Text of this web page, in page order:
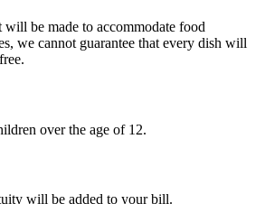
be made to accommodate food
we cannot guarantee that every dish will
over the age of 12.
will be added to your bill.